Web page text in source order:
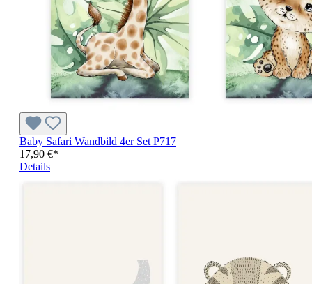
Baby Safari Wandbild 4er Set P717
17,90 €*
Details